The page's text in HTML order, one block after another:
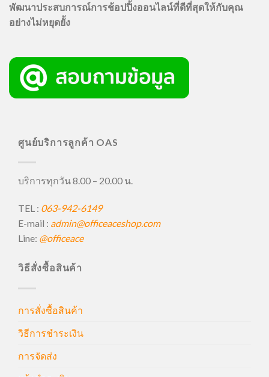
พัฒนาประสบการณ์การช้อปปิ้งออนไลน์ที่ดีที่สุดให้กับคุณ
อย่างไม่หยุดยั้ง
ศูนย์บริการลูกค้า OAS
บริการทุกวัน 8.00 – 20.00 น.
TEL : 063-942-6149
E-mail : admin@officeaceshop.com
Line: @officeace
วิธีสั่งซื้อสินค้า
การสั่งซื้อสินค้า
วิธีการชำระเงิน
การจัดส่ง